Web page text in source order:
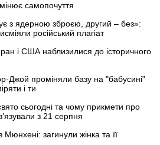
самопочуття
з ядерною зброєю, другий – без»:
російський плагіат
і США наблизилися до історичного
Джой проміняли базу на "бабусині"
і ти
сьогодні та чому прикмети про
з 21 серпня
Мюнхені: загинули жінка та її